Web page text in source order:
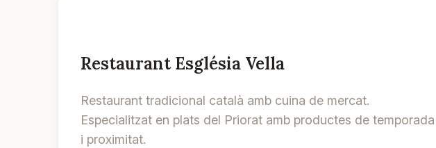
Restaurant Església Vella
Restaurant tradicional català amb cuina de mercat.
Especialitzat en plats del Priorat amb productes de temporada
i proximitat.